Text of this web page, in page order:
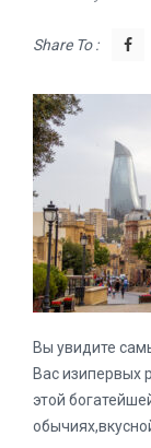
Share To :
Вы увидите
Вас изипервых
этой